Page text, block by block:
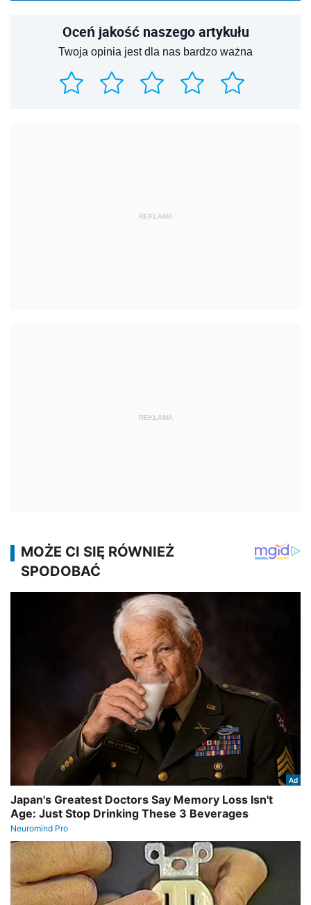
Oceń jakość naszego artykułu
Twoja opinia jest dla nas bardzo ważna
REKLAMA
REKLAMA